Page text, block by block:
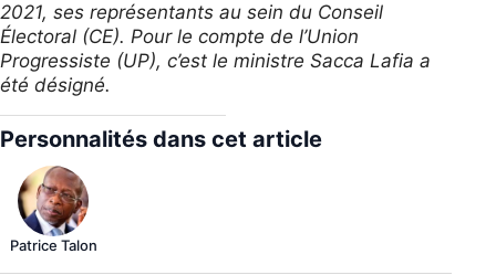
2021, ses représentants au sein du Conseil
Électoral (CE). Pour le compte de l’Union
Progressiste (UP), c’est le ministre Sacca Lafia a
été désigné.
Personnalités dans cet article
Patrice Talon